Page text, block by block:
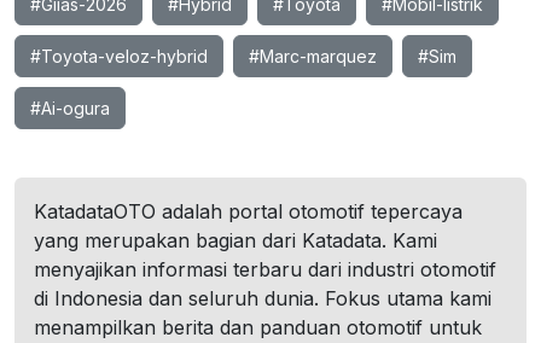
#Giias-2026 #Hybrid #Toyota #Mobil-listrik
#Toyota-veloz-hybrid #Marc-marquez #Sim
#Ai-ogura
KatadataOTO adalah portal otomotif tepercaya
yang merupakan bagian dari Katadata. Kami
menyajikan informasi terbaru dari industri otomotif
di Indonesia dan seluruh dunia. Fokus utama kami
menampilkan berita dan panduan otomotif untuk